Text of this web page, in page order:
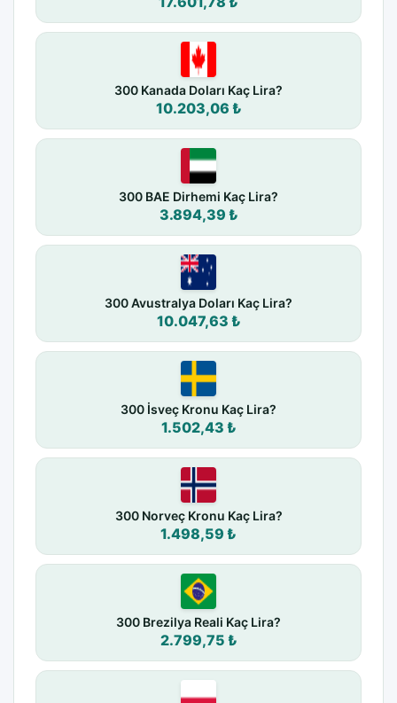
300 Kanada Doları Kaç Lira?
10.203,06 ₺
300 BAE Dirhemi Kaç Lira?
3.894,39 ₺
300 Avustralya Doları Kaç Lira?
10.047,63 ₺
300 İsveç Kronu Kaç Lira?
1.502,43 ₺
300 Norveç Kronu Kaç Lira?
1.498,59 ₺
300 Brezilya Reali Kaç Lira?
2.799,75 ₺